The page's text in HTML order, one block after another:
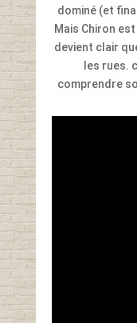
dominé (et
Mais Chiron
devient clair
les rues.
comprendre